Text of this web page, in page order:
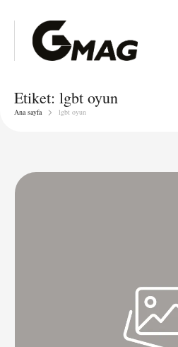
Etiket: lgbt oyun
Ana sayfa lgbt oyun